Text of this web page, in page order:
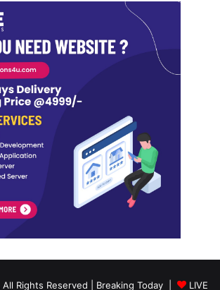
Rights Reserved | Breaking Today | LIVE